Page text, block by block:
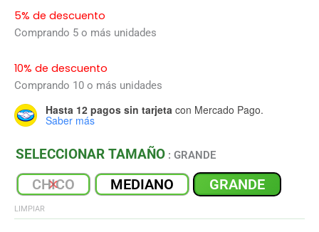
5% de descuento
Comprando 5 o más unidades
10% de descuento
Comprando 10 o más unidades
Hasta 12 pagos sin tarjeta con Mercado Pago.
Saber más
SELECCIONAR TAMAÑO : GRANDE
CHICO MEDIANO GRANDE
LIMPIAR